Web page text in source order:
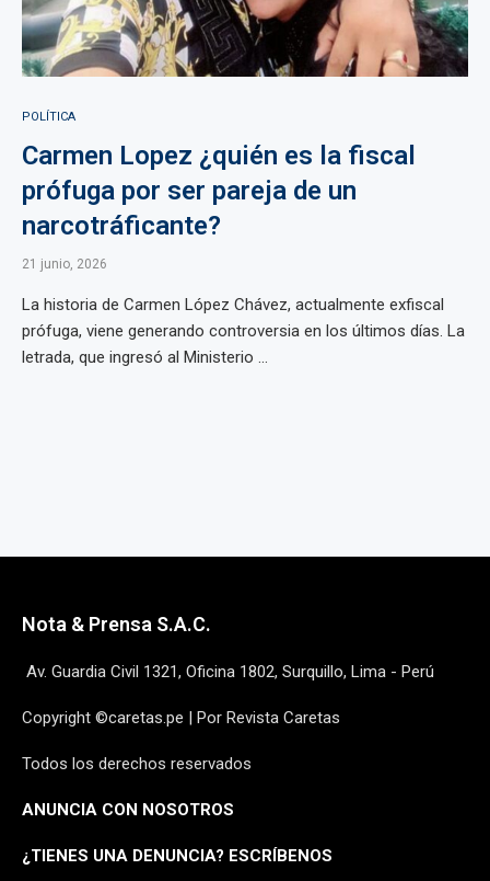
POLÍTICA
Carmen Lopez ¿quién es la fiscal
prófuga por ser pareja de un
narcotráficante?
21 junio, 2026
La historia de Carmen López Chávez, actualmente exfiscal
prófuga, viene generando controversia en los últimos días. La
letrada, que ingresó al Ministerio ...
Nota & Prensa S.A.C.
Av. Guardia Civil 1321, Oficina 1802, Surquillo, Lima - Perú
Copyright ©caretas.pe | Por Revista Caretas
Todos los derechos reservados
ANUNCIA CON NOSOTROS
¿TIENES UNA DENUNCIA? ESCRÍBENOS